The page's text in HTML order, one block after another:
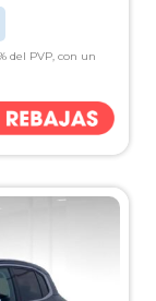
del PVP, con un